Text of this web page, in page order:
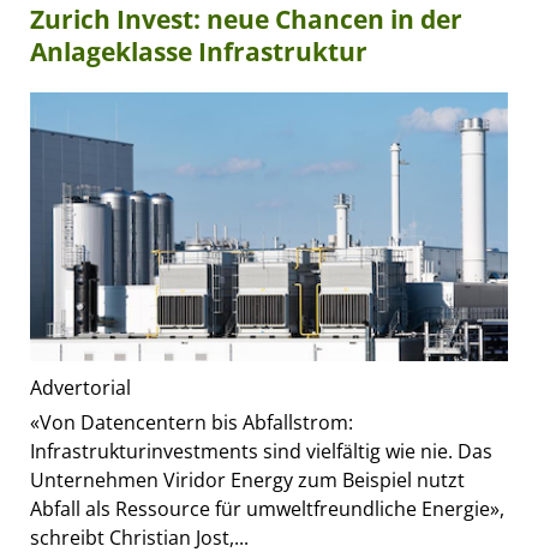
Zurich Invest: neue Chancen in der
Anlageklasse Infrastruktur
Advertorial
«Von Datencentern bis Abfallstrom:
Infrastrukturinvestments sind vielfältig wie nie. Das
Unternehmen Viridor Energy zum Beispiel nutzt
Abfall als Ressource für umweltfreundliche Energie»,
schreibt Christian Jost,...